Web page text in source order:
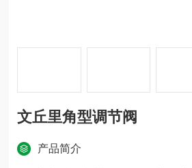
文丘里角型调节阀
产品简介